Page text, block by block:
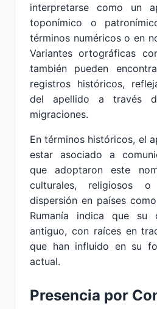
interpretarse como un
toponímico o
términos numéricos o en
Variantes ortográficas
también pueden
registros históricos,
del apellido a través
migraciones.
En términos históricos, el
estar asociado a
que adoptaron este
culturales, religiosos
dispersión en países
Rumanía indica que su
antiguo, con raíces en
que han influido en su
actual.
Presencia por